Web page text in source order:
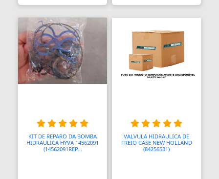
Arcos
Areia
Ares Comprimidos
Armas de Propulsão
Armações
Aros
Arrastes
KIT DE REPARO DA BOMBA
HIDRAULICA HYVA 14562091
(14562091REP...
VALVULA HIDRAULICA DE
FREIO CASE NEW HOLLAND
(84256531)